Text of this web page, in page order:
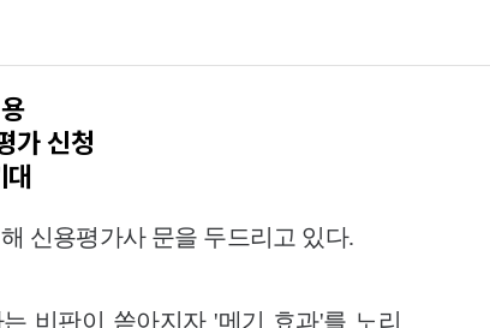
가 신청
신용평가사 문을 두드리고 있다.
비판이 쏟아지자 '메기 효과'를 노리